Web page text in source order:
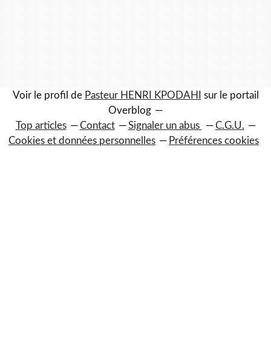
Voir le profil de Pasteur HENRI KPODAHI
sur le portail
Overblog
Top articles
Contact Signaler un abus
C.G.U.
Cookies et données personnelles
Préférences cookies